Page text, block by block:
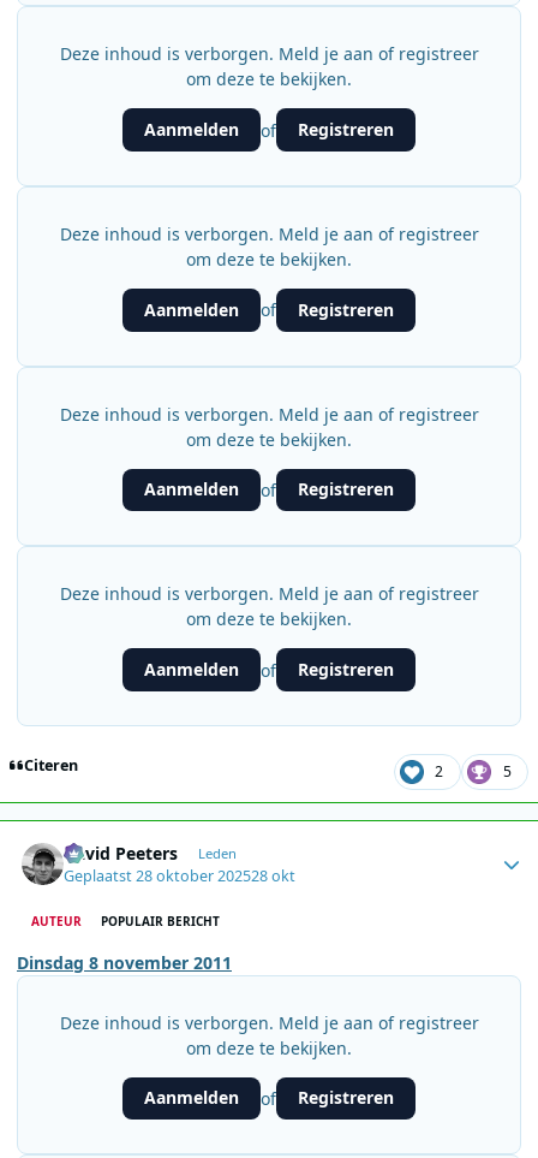
Deze inhoud is verborgen. Meld je aan of registreer
om deze te bekijken.
Aanmelden of Registreren
Deze inhoud is verborgen. Meld je aan of registreer
om deze te bekijken.
Aanmelden of Registreren
Deze inhoud is verborgen. Meld je aan of registreer
om deze te bekijken.
Aanmelden of Registreren
Deze inhoud is verborgen. Meld je aan of registreer
om deze te bekijken.
Aanmelden of Registreren
Citeren 2 5
David Peeters Leden
Geplaatst28 oktober 202528 okt
AUTEUR POPULAIR BERICHT
Dinsdag 8 november 2011
Deze inhoud is verborgen. Meld je aan of registreer
om deze te bekijken.
Aanmelden of Registreren